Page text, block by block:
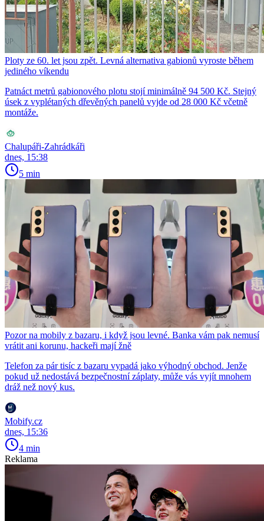
Ploty ze 60. let jsou zpět. Levná alternativa gabionů vyroste během
jediného víkendu
Patnáct metrů gabionového plotu stojí minimálně 94 500 Kč. Stejný
úsek z vyplétaných dřevěných panelů vyjde od 28 000 Kč včetně
montáže.
Chalupáři-Zahrádkáři
dnes, 15:38
5 min
Pozor na mobily z bazaru, i když jsou levné. Banka vám pak nemusí
vrátit ani korunu, hackeři mají žně
Telefon za pár tisíc z bazaru vypadá jako výhodný obchod. Jenže
pokud už nedostává bezpečnostní záplaty, může vás vyjít mnohem
dráž než nový kus.
Mobify.cz
dnes, 15:36
4 min
Reklama